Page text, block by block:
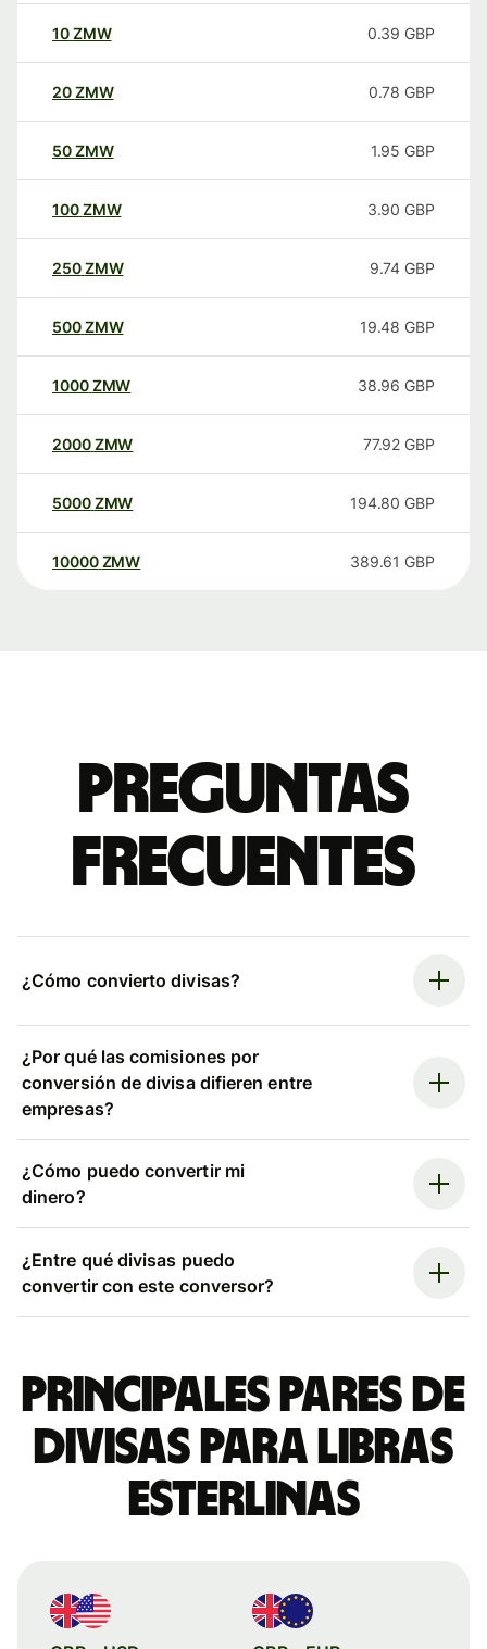
10ZMW 0.39 GBP
20ZMW 0.78 GBP
50ZMW 1.95 GBP
100ZMW 3.90 GBP
250ZMW 9.74 GBP
500ZMW 19.48 GBP
1000ZMW 38.96 GBP
2000ZMW 77.92 GBP
5000ZMW 194.80 GBP
10000 ZMW 389.61 GBP
Preguntas
frecuentes
¿Cómo convierto divisas?
¿Por qué las comisiones por
conversión de divisa difieren entre
empresas?
¿Cómo puedo convertir mi
dinero?
¿Entre qué divisas puedo
convertir con este conversor?
Principales pares de
divisas para libras
esterlinas